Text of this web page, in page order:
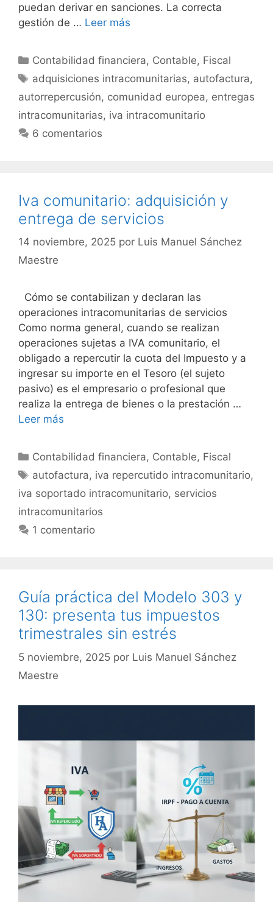
puedan derivar en sanciones. La correcta
gestión de … Leer más
Categorías
Contabilidad financiera, Contable, Fiscal
Etiquetas
adquisiciones intracomunitarias, autofactura,
autorrepercusión, comunidad europea, entregas
intracomunitarias, iva intracomunitario
6 comentarios
Iva comunitario: adquisición y
entrega de servicios
14 noviembre, 2025 por Luis Manuel Sánchez
Maestre
Cómo se contabilizan y declaran las
operaciones intracomunitarias de servicios
Como norma general, cuando se realizan
operaciones sujetas a IVA comunitario, el
obligado a repercutir la cuota del Impuesto y a
ingresar su importe en el Tesoro (el sujeto
pasivo) es el empresario o profesional que
realiza la entrega de bienes o la prestación …
Leer más
Categorías
Contabilidad financiera, Contable, Fiscal
Etiquetas
autofactura, iva repercutido intracomunitario,
iva soportado intracomunitario, servicios
intracomunitarios
1 comentario
Guía práctica del Modelo 303 y
130: presenta tus impuestos
trimestrales sin estrés
5 noviembre, 2025 por Luis Manuel Sánchez
Maestre